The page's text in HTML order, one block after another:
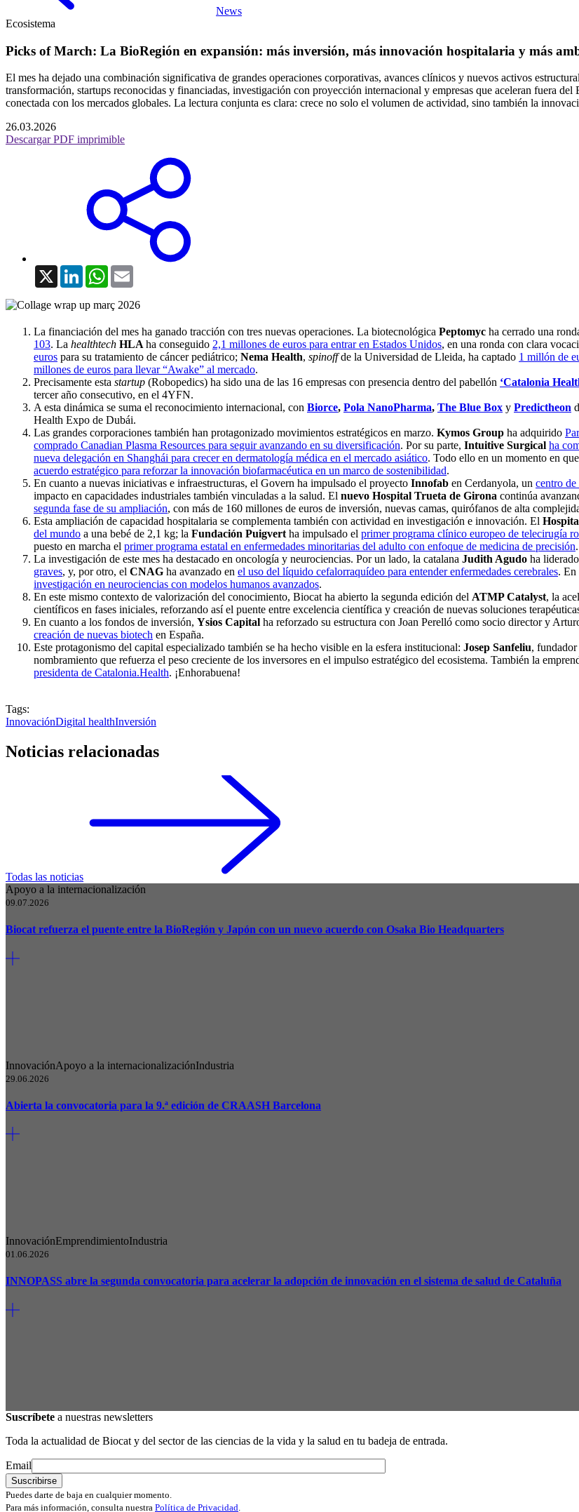
News
Ecosistema
Picks of March: La BioRegión en expansión: más inversión, más innovación hospitalaria y más
El mes ha dejado una combinación significativa de grandes operaciones corporativas, avances clínicos y nuevos activos
transformación, startups reconocidas y financiadas, investigación con proyección internacional y empresas que aceleran fuera
conectada con los mercados globales. La lectura conjunta es clara: crece no solo el volumen de actividad, sino también la
26.03.2026
Descargar PDF imprimible
X LinkedInWhatsApp
La financiación del mes ha ganado tracción con tres nuevas operaciones. La biotecnológica Peptomyc ha cerrado una
103. La healthtech HLA ha conseguido 2,1 millones de euros para entrar en Estados Unidos, en una ronda con clara
euros para su tratamiento de cáncer pediátrico; Nema Health, spinoffde la Universidad de Lleida, ha captado 1 millón de
millones de euros para llevar “Awake” al mercado.
Precisamente esta startup (Robopedics) ha sido una de las 16 empresas con presencia dentro del pabellón ‘Catalonia
tercer año consecutivo, en el 4YFN.
A esta dinámica se suma el reconocimiento internacional, con Biorce, Pola NanoPharma, The Blue Box y Predictheon
Health Expo de Dubái.
Las grandes corporaciones también han protagonizado movimientos estratégicos en marzo. Kymos Group ha adquirido
comprado Canadian Plasma Resources para seguir avanzando en su diversificación. Por su parte, Intuitive Surgical ha
nueva delegación en Shanghái para crecer en dermatología médica en el mercado asiático. Todo ello en un momento en
acuerdo estratégico para reforzar la innovación biofarmacéutica en un marco de sostenibilidad.
En cuanto a nuevas iniciativas e infraestructuras, el Govern ha impulsado el proyecto Innofab en Cerdanyola, un centro
impacto en capacidades industriales también vinculadas a la salud. El nuevo Hospital Trueta de Girona continúa
segunda fase de su ampliación, con más de 160 millones de euros de inversión, nuevas camas, quirófanos de alta
Esta ampliación de capacidad hospitalaria se complementa también con actividad en investigación e innovación. El
del mundo a una bebé de 2,1 kg; la Fundación Puigvert ha impulsado el primer programa clínico europeo de telecirugía
puesto en marcha el primer programa estatal en enfermedades minoritarias del adulto con enfoque de medicina de precisión.
La investigación de este mes ha destacado en oncología y neurociencias. Por un lado, la catalana Judith Agudo ha
graves, y, por otro, el CNAG ha avanzado en el uso del líquido cefalorraquídeo para entender enfermedades cerebrales. En
investigación en neurociencias con modelos humanos avanzados.
En este mismo contexto de valorización del conocimiento, Biocat ha abierto la segunda edición del ATMP Catalyst, la
científicos en fases iniciales, reforzando así el puente entre excelencia científica y creación de nuevas soluciones
En cuanto a los fondos de inversión, Ysios Capital ha reforzado su estructura con Joan Perelló como socio director y
creación de nuevas biotech en España.
Este protagonismo del capital especializado también se ha hecho visible en la esfera institucional: Josep Sanfeliu,
nombramiento que refuerza el peso creciente de los inversores en el impulso estratégico del ecosistema. También la
presidenta de Catalonia.Health. ¡Enhorabuena!
Tags:
InnovaciónDigital healthInversión
Noticias relacionadas
Todas las noticias
Apoyo a la internacionalización
09.07.2026
Biocat refuerza el puente entre la BioRegión y Japón con un nuevo acuerdo con Osaka Bio Headquarters
InnovaciónApoyo a la internacionalizaciónIndustria
29.06.2026
Abierta la convocatoria para la 9.ª edición de CRAASH Barcelona
InnovaciónEmprendimientoIndustria
01.06.2026
INNOPASS abre la segunda convocatoria para acelerar la adopción de innovación en el sistema de salud de Cataluña
Suscríbete a nuestras newsletters
Toda la actualidad de Biocat y del sector de las ciencias de la vida y la salud en tu badeja de entrada.
Email
Puedes darte de baja en cualquier momento.
Para más información, consulta nuestra Política de Privacidad